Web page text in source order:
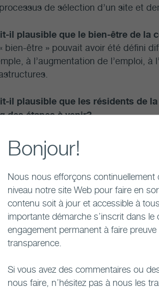
de sélection d’un site et
il plausible que le bien-être de la
bien-être » pouvait avoir été défini
à l’augmentation de l’emploi,
il plausible que les résidents de
des étapes à venir?
étape ultérieure, la collectivité
à accueillir le projet. Le
donc essentiel.
il plausible que le bien-être des
à l’avancement du projet
devait également être
les évaluations préliminaires ont-
préliminaires ont été
:
Bonjour!
Nous nous efforçons continuellement
niveau notre site Web pour faire en
contenu soit à jour et accessible à
importante démarche s’inscrit dans le
engagement permanent à faire preuve
transparence.
Si vous avez des commentaires ou
nous faire, n’hésitez pas à nous les